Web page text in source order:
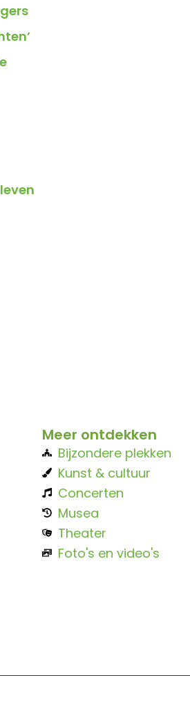
Meer ontdekken
Bijzondere plekken
Kunst & cultuur
Concerten
Musea
Theater
Foto's en video's